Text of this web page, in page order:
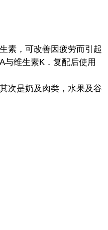
素，可改善因疲劳而引起
与维生素K．复配后使用
次是奶及肉类，水果及谷